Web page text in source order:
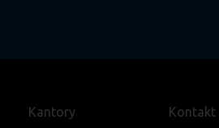
Kantory
Kontakt